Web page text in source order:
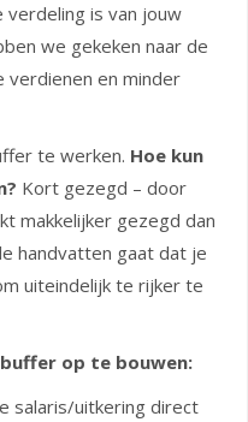
verdeling is van jouw
we gekeken naar de
verdienen en minder
te werken. Hoe kun
Kort gezegd – door
makkelijker gezegd dan
handvatten gaat dat je
uiteindelijk te rijker te
op te bouwen:
salaris/uitkering direct